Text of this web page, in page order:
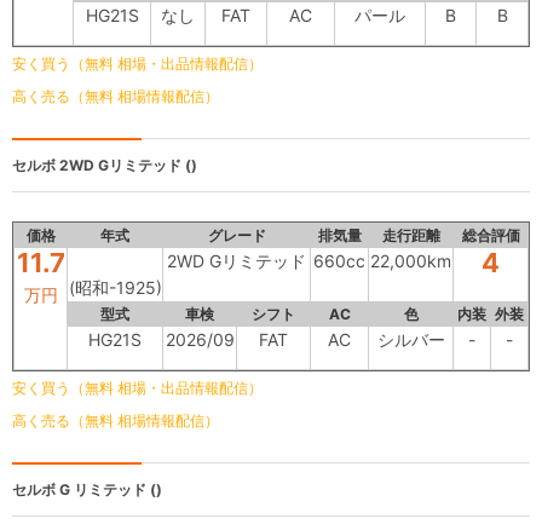
HG21S なし FAT AC パール B B
安く買う（無料 相場・出品情報配信）
高く売る（無料 相場情報配信）
セルボ 2WD Gリミテッド ()
価格 年式 グレード 排気量 走行距離 総合評価
11.7
万円 (昭和-1925)
2WD Gリミテッド 660cc 22,000km 4
型式 車検 シフト AC 色 内装 外装
HG21S 2026/09 FAT AC シルバー - -
安く買う（無料 相場・出品情報配信）
高く売る（無料 相場情報配信）
セルボ G リミテッド ()